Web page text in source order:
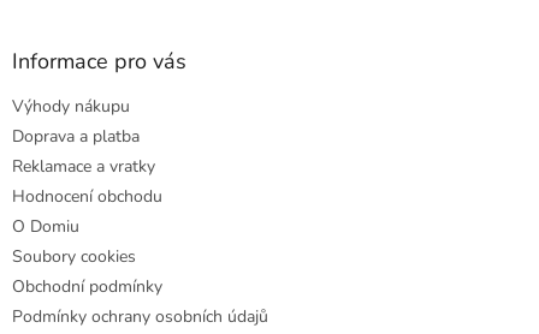
Informace pro vás
Výhody nákupu
Doprava a platba
Reklamace a vratky
Hodnocení obchodu
O Domiu
Soubory cookies
Obchodní podmínky
Podmínky ochrany osobních údajů